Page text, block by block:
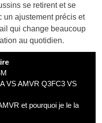
se retirent et se
un ajustement précis et
qui change beaucoup
au quotidien.
VS AMVR Q3FC3 VS
et pourquoi je le la